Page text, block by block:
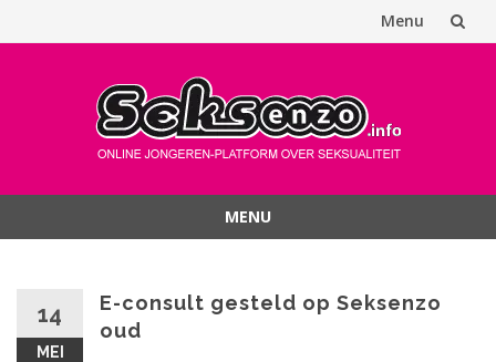
Menu
MENU
14
MEI
E-consult gesteld op Seksenzo
oud